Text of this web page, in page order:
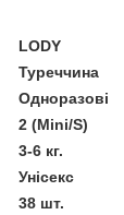
LODY
Туреччина
Одноразові
2 (Mini/S)
3-6 кг.
Унісекс
38 шт.